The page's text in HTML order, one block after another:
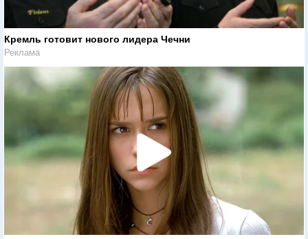
Кремль готовит нового лидера Чечни
Реклама